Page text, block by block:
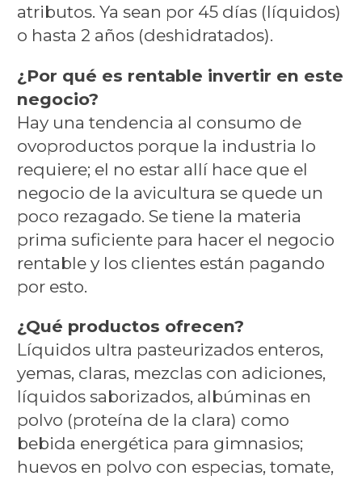
atributos. Ya sean por 45 días (líquidos)
o hasta 2 años (deshidratados).
¿Por qué es rentable invertir en este
negocio?
Hay una tendencia al consumo de
ovoproductos porque la industria lo
requiere; el no estar allí hace que el
negocio de la avicultura se quede un
poco rezagado. Se tiene la materia
prima suficiente para hacer el negocio
rentable y los clientes están pagando
por esto.
¿Qué productos ofrecen?
Líquidos ultra pasteurizados enteros,
yemas, claras, mezclas con adiciones,
líquidos saborizados, albúminas en
polvo (proteína de la clara) como
bebida energética para gimnasios;
huevos en polvo con especias, tomate,